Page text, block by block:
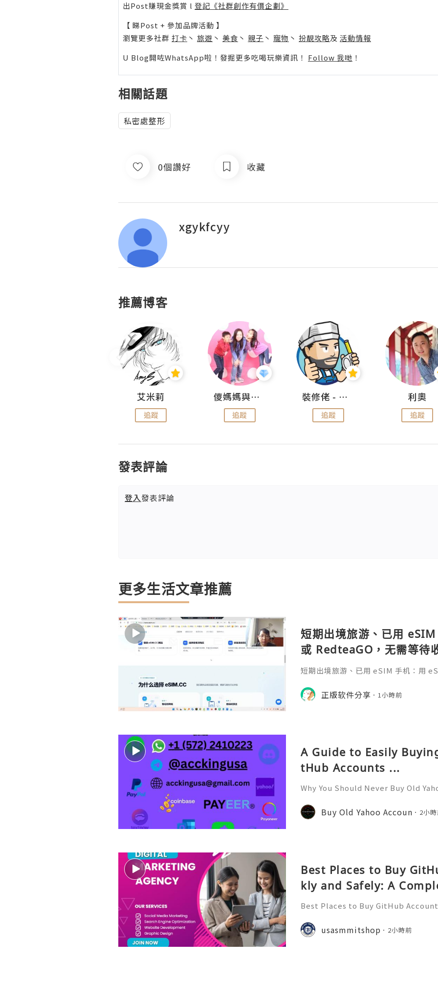
出Post賺現金獎賞 l 登記《社群創作有價企劃》
【 睇Post + 參加品牌活動 】
瀏覽更多社群 打卡 丶 旅遊 丶 美食 丶 親子 丶 寵物 丶 扮靚攻略及 活動情報
U Blog開咗WhatsApp啦！發掘更多吃喝玩樂資訊！ Follow 我哋 ！
相關話題
私密處整形
0個讚好 收藏
xgykfcyy
推薦博客
艾米莉
追蹤
儍媽媽與兩隻小魔怪之家
追蹤
裝修佬 - 香港一站式網上裝修平台
追蹤
利奧
追蹤
發表評論
登入發表評論
更多生活文章推薦
短期出境旅游、已用
或 RedteaGO，无需等待
码 + 通话短信”（如打车
餐）。长
短期出境旅游、已用 eSIM 手机：用
络）：优先 RedteaGO（明确提供通
公数字游民，或手机不支持 eSIM：用
正版软件分享 1小時前
A Guide to Easily
tHub Accounts ...
Why You Should Never Buy Old
onal communication, business
ccount recovery. Because of
Buy Old Yahoo Accoun 2小
Best Places to Buy
kly and Safely: A
Best Places to Buy GitHub
t platforms for software
s, open-source communities, s
usasmmitshop 2小時前